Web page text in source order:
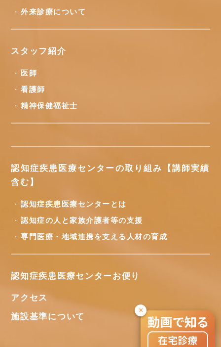
×
外来診療について
スタッフ紹介
医師
看護師
精神保健福祉士
認知症疾患医療センターの取り組み【講師実績
含む】
認知症疾患医療センターとは
認知症の人と家族介護者等の支援
専門医療・地域連携を支える人材の育成
認知症疾患医療センターお便り
アクセス
施設基準について